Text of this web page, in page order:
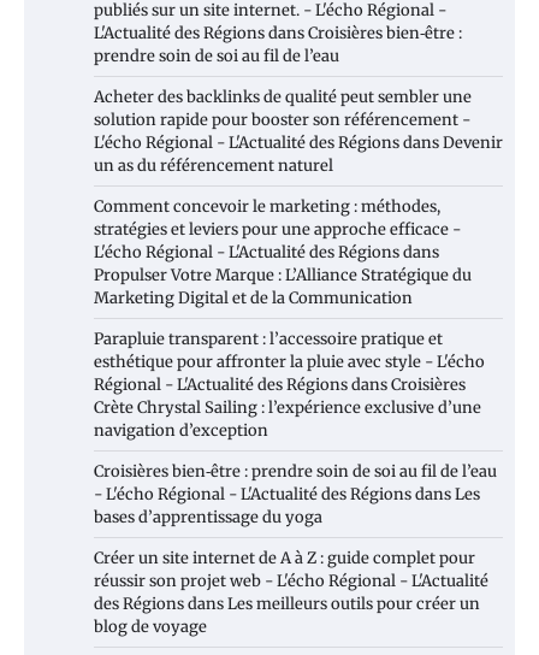
publiés sur un site internet. - L'écho Régional -
L'Actualité des RégionsdansCroisières bien‑être :
prendre soin de soi au fil de l’eau
Acheter des backlinks de qualité peut sembler une
solution rapide pour booster son référencement -
L'écho Régional - L'Actualité des RégionsdansDevenir
un as du référencement naturel
Comment concevoir le marketing : méthodes,
stratégies et leviers pour une approche efficace -
L'écho Régional - L'Actualité des Régionsdans
Propulser Votre Marque : L’Alliance Stratégique du
Marketing Digital et de la Communication
Parapluie transparent : l’accessoire pratique et
esthétique pour affronter la pluie avec style - L'écho
Régional - L'Actualité des RégionsdansCroisières
Crète Chrystal Sailing : l’expérience exclusive d’une
navigation d’exception
Croisières bien‑être : prendre soin de soi au fil de l’eau
- L'écho Régional - L'Actualité des RégionsdansLes
bases d’apprentissage du yoga
Créer un site internet de A à Z : guide complet pour
réussir son projet web - L'écho Régional - L'Actualité
des RégionsdansLes meilleurs outils pour créer un
blog de voyage